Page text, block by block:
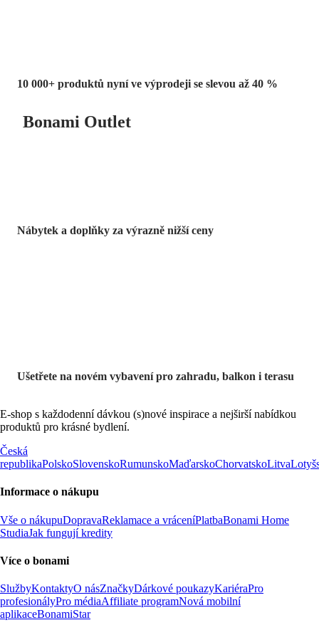
10 000+ produktů nyní ve výprodeji se slevou až 40 %
Bonami Outlet
Nábytek a doplňky za výrazně nižší ceny
Ušetřete na novém vybavení pro zahradu, balkon i terasu
E-shop s každodenní dávkou (s)nové inspirace a nejširší nabídkou
produktů pro krásné bydlení.
Česká
republikaPolskoSlovenskoRumunskoMaďarskoChorvatskoLitva
Informace o nákupu
Vše o nákupuDopravaReklamace a vráceníPlatbaBonami Home
StudiaJak fungují kredity
Více o bonami
SlužbyKontaktyO násZnačkyDárkové poukazyKariéraPro
profesionályPro médiaAffiliate programNová mobilní
aplikaceBonamiStar